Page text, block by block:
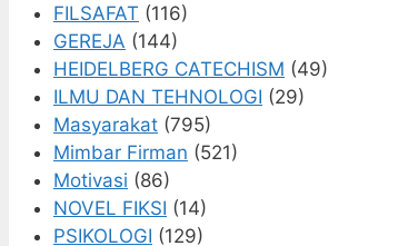
FILSAFAT (116)
GEREJA (144)
HEIDELBERG CATECHISM (49)
ILMU DAN TEHNOLOGI (29)
Masyarakat (795)
Mimbar Firman (521)
Motivasi (86)
NOVEL FIKSI (14)
PSIKOLOGI (129)